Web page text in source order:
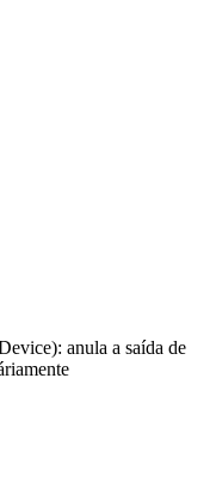
anula a saída de